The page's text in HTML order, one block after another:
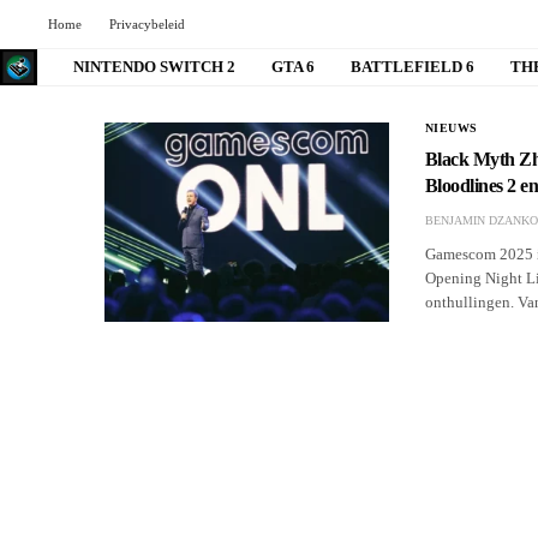
Home Privacybeleid
NINTENDO SWITCH 2 GTA 6 BATTLEFIELD 6
NIEUWS
Black Myth
Bloodlines 2
BENJAMIN DZANKO
Gamescom
Opening Night
onthullingen.